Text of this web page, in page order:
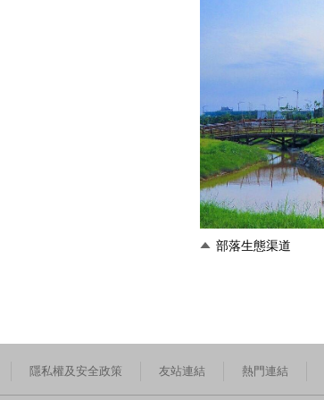
部落生態渠道
隱私權及安全政策 友站連結 熱門連結